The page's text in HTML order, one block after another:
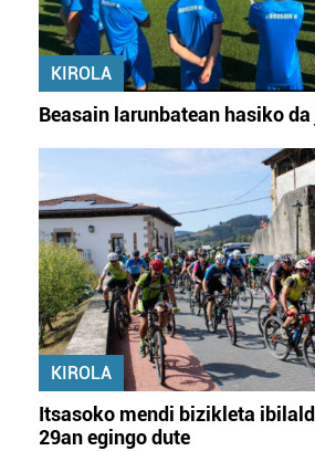
KIROLA
Beasain larunbatean hasiko
KIROLA
Itsasoko mendi bizikleta
29an egingo dute